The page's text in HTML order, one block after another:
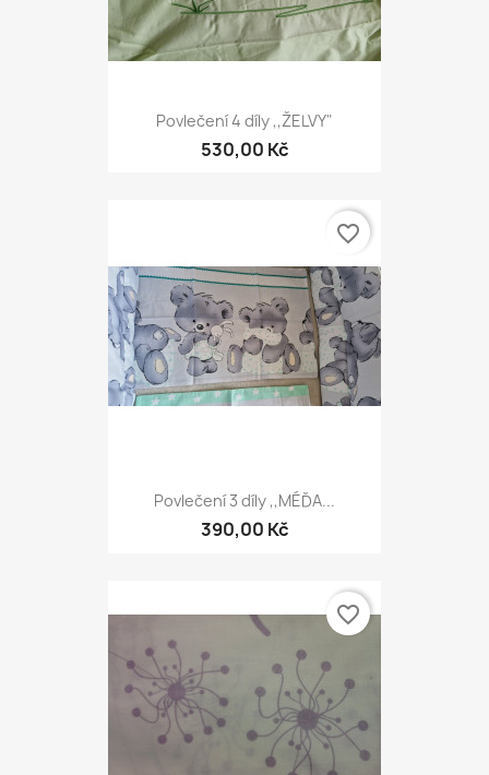
Povlečení 4 díly ,,ŽELVY"
530,00 Kč
Povlečení 3 díly ,,MÉĎA...
390,00 Kč
favorite_border
favorite_border